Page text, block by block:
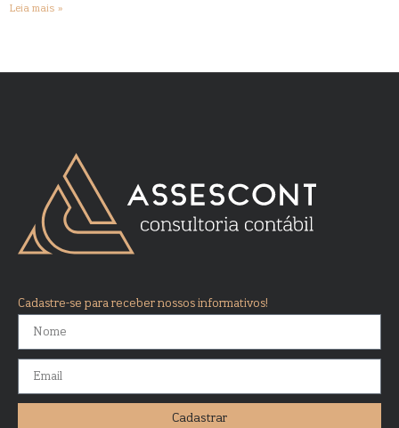
Leia mais »
Cadastre-se para receber nossos informativos!
Cadastrar